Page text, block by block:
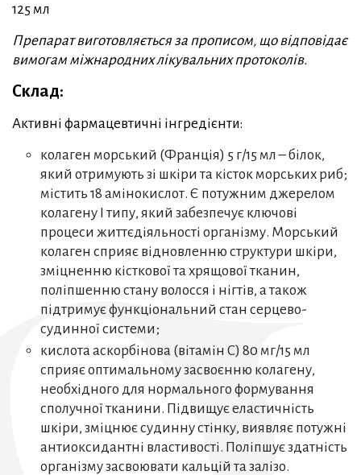
125 мл
Препарат виготовляється за прописом, що відповідає
вимогам міжнародних лікувальних протоколів.
Склад:
Активні фармацевтичні інгредієнти:
колаген морський (Франція) 5 г/15 мл – білок,
який отримують зі шкіри та кісток морських риб;
містить 18 амінокислот. Є потужним джерелом
колагену I типу, який забезпечує ключові
процеси життєдіяльності організму. Морський
колаген сприяє відновленню структури шкіри,
зміцненню кісткової та хрящової тканин,
поліпшенню стану волосся і нігтів, а також
підтримує функціональний стан серцево-
судинної системи;
кислота аскорбінова (вітамін С) 80 мг/15 мл
сприяє оптимальному засвоєнню колагену,
необхідного для нормального формування
сполучної тканини. Підвищує еластичність
шкіри, зміцнює судинну стінку, виявляє потужні
антиоксидантні властивості. Поліпшує здатність
організму засвоювати кальцій та залізо.